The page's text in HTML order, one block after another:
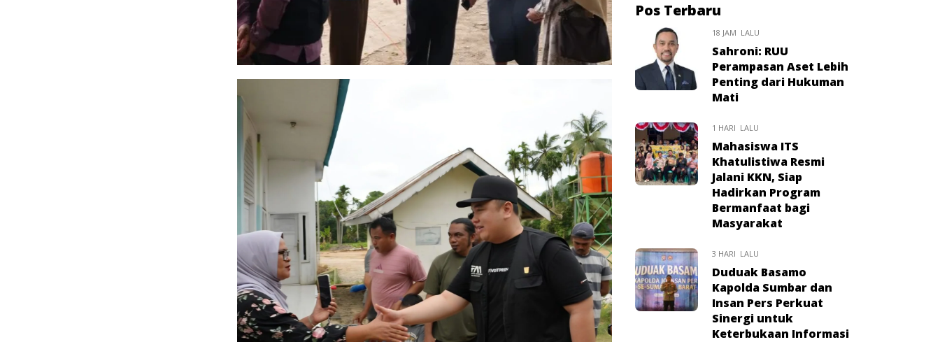
Pos Terbaru
18 JAM LALU
Sahroni: RUU
Perampasan Aset Lebih
Penting dari Hukuman
Mati
1 HARI LALU
Mahasiswa ITS
Khatulistiwa Resmi
Jalani KKN, Siap
Hadirkan Program
Bermanfaat bagi
Masyarakat
3 HARI LALU
Duduak Basamo
Kapolda Sumbar dan
Insan Pers Perkuat
Sinergi untuk
Keterbukaan Informasi